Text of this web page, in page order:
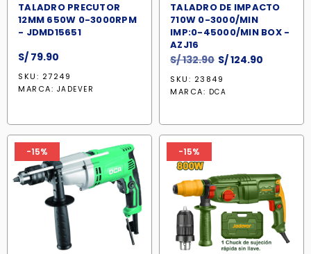
TALADRO PRECUTOR
12MM 650W 0-3000RPM
- JDMD15651
S/ 79.90
SKU: 27249
MARCA: JADEVER
TALADRO DE IMPACTO
710W 0-3000/MIN
IMP:0-45000/MIN BOX -
AZJ16
S/132.90 El
precio
original
S/124.90
SKU: 23849
MARCA: DCA
-15% -15%